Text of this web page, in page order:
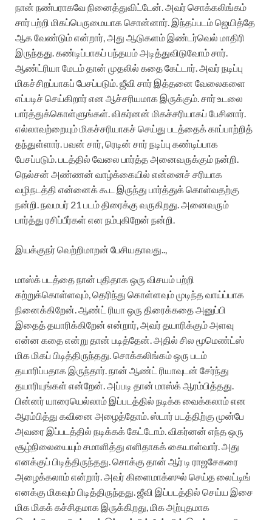
நான் நண்பராகவே நினைத்துவிட்டேன். அவர் சொக்கலிங்கம்
சார் பற்றி மிகப்பெருமையாக சொன்னார். இந்தப்படம் ஜெயித்தே
ஆக வேண்டும் என்றார், அது ஆடுகளம் இண்டர்வெல் மாதிரி
இருந்தது. கண்டிப்பாகப் பந்தயம் அடித்துவிடுவோம் சார்.
ஆண்ட்ரியா மேடம் தான் முதலில் கதை கேட்டார். அவர் நடிப்பு
மிகச்சிறப்பாகப் பேசப்படும். ஜீவி சார் இத்தனை வேலைகளை
எப்படிச் செய்கிறார் என ஆச்சரியமாக இருக்கும். சார் உடலை
பார்த்துக்கொள்ளுங்கள். விகர்னன் மிகச்சரியாகப் பேசினார்.
எல்லாவற்றையும் மிகச்சரியாகச் செய்து படத்தைக் காப்பாற்றித்
தந்துள்ளார். பவன் சார், ரெடின் சார் நடிப்பு கண்டிப்பாக
பேசப்படும். படத்தில் வேலை பார்த்த அனைவருக்கும் நன்றி.
நெல்சன் அண்ணன் வாழ்க்கையில் என்னைச் சரியாக
வழிநடத்தி என்னைக் கூட இருந்து பார்த்துக் கொள்வதற்கு
நன்றி. நவமபர் 21 படம் திரைக்கு வருகிறது. அனைவரும்
பார்த்து ரசிப்பீர்கள் என நம்புகிறேன் நன்றி.
இயக்குநர் வெற்றிமாறன் பேசியதாவது..,
மாஸ்க் படத்தை நான் புதிதாக ஒரு விசயம் பற்றி
கற்றுக்கொள்ளவும், தெரிந்து கொள்ளவும் முடிந்த வாய்ப்பாக
நினைக்கிறேன். ஆண்ட் ரியா ஒரு திரைக்கதை அனுப்பி
இதைத் தயாரிக்கிறேன் என்றார், அவர் தயாரிக்கும் அளவு
என்ன கதை என்று தான் படித்தேன். அதில் சில மூமெண்ட்ஸ்
மிக மிகப் பிடித்திருந்தது. சொக்கலிங்கம் ஒரு படம்
தயாரிப்பதாக இருந்தார். நான் ஆண்ட் ரியாவுடன் சேர்ந்து
தயாரியுங்கள் என்றேன். அப்படி தான் மாஸ்க் ஆரம்பித்தது.
பின்னர் யாரையெல்லாம் இப்படத்தில் நடிக்க வைக்கலாம் என
ஆரம்பித்து கவினை அழைத்தோம். ஸ்டார் படத்திற்கு முன்பே
அவரை இப்படத்தில் நடிக்கக் கேட்டோம். விகர்னன் எந்த ஒரு
சூழ்நிலையையும் சமாளித்து எளிதாகக் கையாள்வார். அது
எனக்குப் பிடித்திருந்தது. சொக்கு தான் ஆர் டி ராஜசேகரை
அழைக்கலாம் என்றார். அவர் கிளைமாக்ஸுல் செய்த லைட்டிங்
எனக்கு மிகவும் பிடித்திருந்தது. ஜீவி இப்படத்தில் செய்ய இசை
மிக மிகக் கச்சிதமாக இருக்கிறது, மிக அற்புதமாக